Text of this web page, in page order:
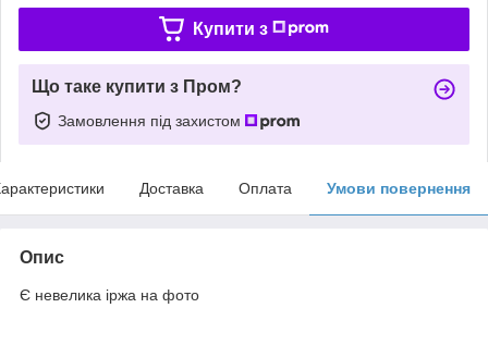
Купити з
Що таке купити з Пром?
Замовлення під захистом
Доставка Оплата Умови повернення
Опис
Є невелика іржа на фото